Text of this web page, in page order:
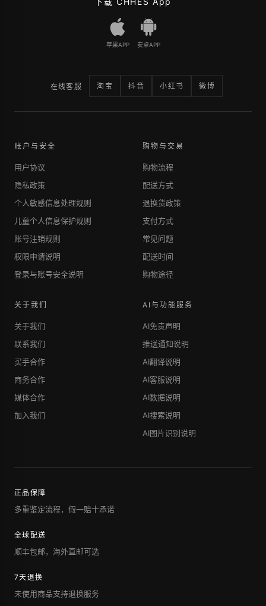
苹果APP 安卓APP
在线客服 淘宝 抖音 小红书 微博
账户与安全
用户协议
隐私政策
个人敏感信息处理规则
儿童个人信息保护规则
账号注销规则
权限申请说明
登录与账号安全说明
购物与交易
购物流程
配送方式
退换货政策
支付方式
常见问题
配送时间
购物途径
关于我们
关于我们
联系我们
买手合作
商务合作
媒体合作
加入我们
AI与功能服务
AI免责声明
推送通知说明
AI翻译说明
AI客服说明
AI数据说明
AI搜索说明
AI图片识别说明
正品保障
多重鉴定流程，假一赔十承诺
全球配送
顺丰包邮，海外直邮可选
7天退换
未使用商品支持退换服务